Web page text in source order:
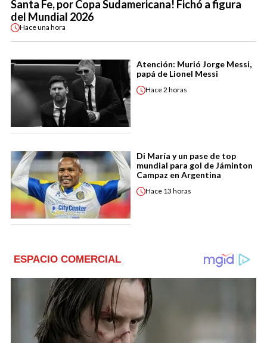
Santa Fe, por Copa Sudamericana! Fichó a figura
del Mundial 2026
Haceuna hora
Atención: Murió Jorge Messi,
papá de Lionel Messi
Hace2 horas
Di María y un pase de top
mundial para gol de Jáminton
Campaz en Argentina
Hace 13 horas